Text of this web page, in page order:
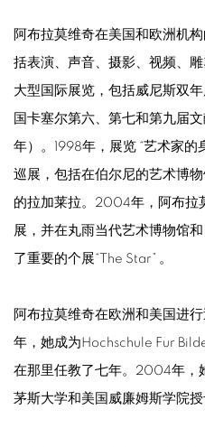
阿布拉莫维奇在美国和欧洲机
括表演、声音、摄影、视频、
大型国际展览，包括威尼斯双
国卡塞尔第六、第七和第九届
年）。1998年，展览 “艺术家
巡展，包括在伯尔尼的艺术博
的拉加莱拉。2004年，阿布拉
展，并在丸雨当代艺术博物馆
了重要的个展“The Star” 。
阿布拉莫维奇在欧洲和美国进
年，她成为Hochschule Fur
在那里任教了七年。2004年，
茅斯大学和美国威廉姆斯学院授